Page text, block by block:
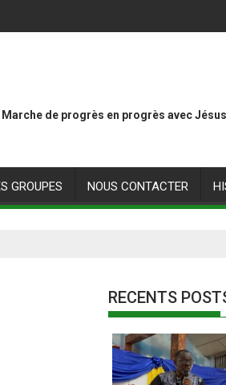
Marche de progrès en progrès avec
GROUPES NOUS CONTACTER
RECENTS